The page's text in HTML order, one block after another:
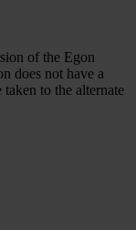
of the Egon
does not have a
to the alternate